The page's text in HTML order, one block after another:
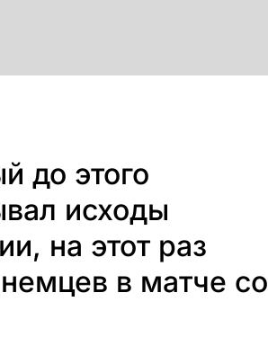
до этого
исходы
на этот раз
в матче со